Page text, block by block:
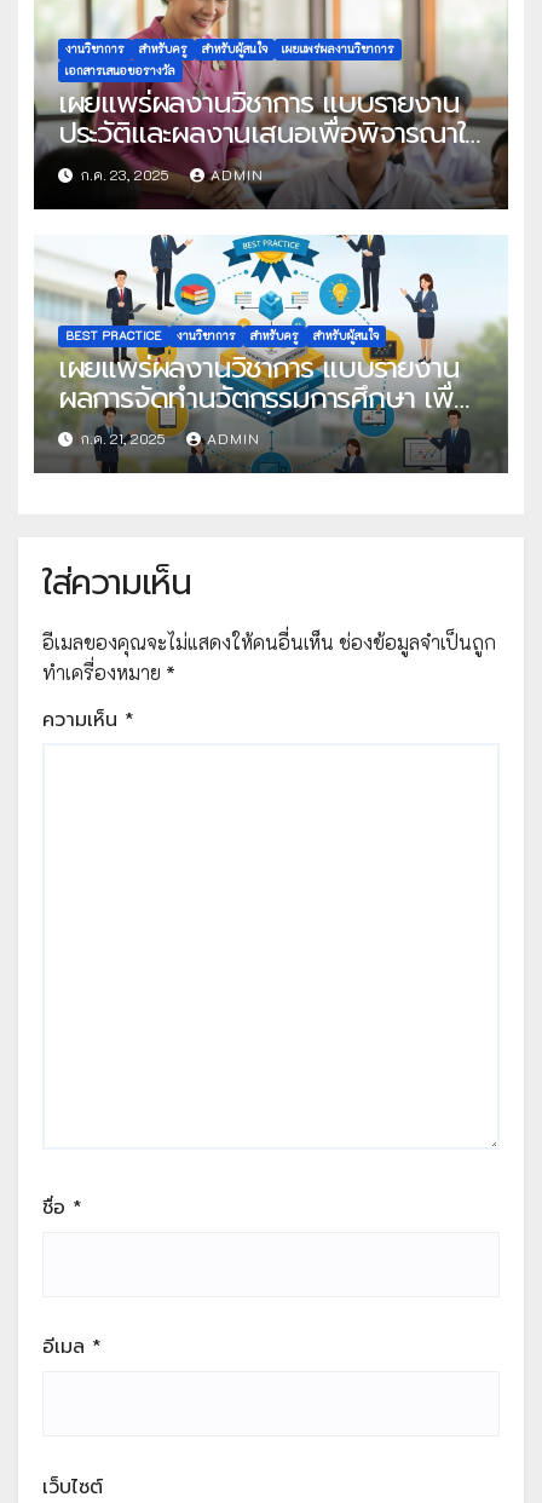
งานวิชาการ สำหรับครู สำหรับผู้สนใจ
เผยแพร่ผลงานวิชาการ
เอกสารเสนอขอรางวัล
เผยแพร่ผลงานวิชาการ แบบรายงาน
ประวัติและผลงานเสนอเพื่อพิจารณาใน
โครงการครูดีในดวงใจ ประจำปี 2568
ครั้งที่ 22
ก.ค. 23, 2025 ADMIN
BEST PRACTICE งานวิชาการ สำหรับครู สำหรับผู้สนใจ
เผยแพร่ผลงานวิชาการ แบบรายงาน
ผลการจัดทำนวัตกรรมการศึกษา เพื่อ
คัดเลือกวิธีปฏิบัติที่เป็นเลิศ
ก.ค. 21, 2025 ADMIN
ใส่ความเห็น
อีเมลของคุณจะไม่แสดงให้คนอื่นเห็น ช่องข้อมูลจำเป็นถูก
ทำเครื่องหมาย *
ความเห็น *
ชื่อ *
อีเมล *
เว็บไซต์